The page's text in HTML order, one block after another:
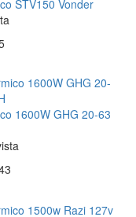
STV150 Vonder
1600W GHG 20-63